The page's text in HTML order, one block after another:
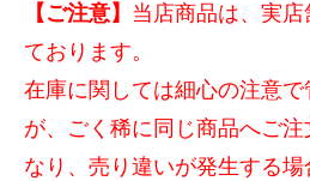
【ご注意】 当店商品は、実
ております。
在庫に関しては細心の注意
が、ごく稀に同じ商品へご
なり、売り違いが発生する場